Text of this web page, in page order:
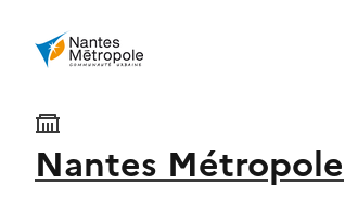
Nantes Métropole